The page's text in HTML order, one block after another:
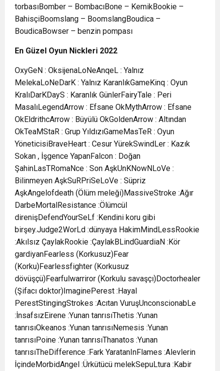
torbasıBomber – BombacıBone – KemikBookie –
BahisçiBoomslang – BoomslangBoudica –
BoudicaBowser – benzin pompası
En Güzel Oyun Nickleri 2022
OxyGeN : OksijenaLoNeAnqeL : Yalnız
MelekaLoNeDarK : Yalnız KaranlıkGameKinq : Oyun
KralıDarKDayS : Karanlık GünlerFairyTale : Peri
MasalıLegendArrow : Efsane OkMythArrow : Efsane
OkEldrithcArrow : Büyülü OkGoldenArrow : Altından
OkTeaMStaR : Grup YıldızıGameMasTeR : Oyun
YöneticisiBraveHeart : Cesur YürekSwindLer : Kazık
Sokan , İşgence YapanFalcon : Doğan
ŞahinLasTRomaNce : Son AşkUnKNowNLoVe :
Bilinmeyen AşkSuRPriSeLoVe : Süpriz
AşkAngelofdeath (Ölüm meleği)MassiveStroke :Ağır
DarbeMortalResistance :Ölümcül
direnişDefendYourSeLf :Kendini koru gibi
birşey.Judge2WorLd :dünyaya HakimMindLessRookie
:Akılsız ÇaylakRookie :ÇaylakBLindGuardiaN :Kör
gardiyanFearless (Korkusuz)Fear
(Korku)Fearlessfighter (Korkusuz
dövüşçü)Fearfulwarriror (Korkulu savaşçı)Doctorhealer
(Şifacı doktor)ImaginePerest :Hayal
PerestStingingStrokes :Acıtan VuruşUnconscionabLe
:İnsafsızEirene :Yunan tanrısıThetis :Yunan
tanrısıOkeanos :Yunan tanrısıNemesis :Yunan
tanrısıPoine :Yunan tanrısıThanatos :Yunan
tanrısıTheDifference :Fark YaratanInFlames :Alevlerin
İçindeMorbidAngel :Ürkütücü melekSepuLtura :Kabir